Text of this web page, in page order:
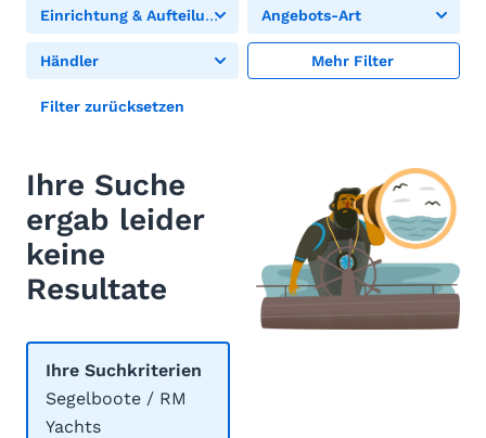
Einrichtung & Aufteilung Angebots-Art
Händler Mehr Filter
Filter zurücksetzen
Ihre Suche
ergab leider
keine
Resultate
Ihre Suchkriterien
Segelboote / RM
Yachts